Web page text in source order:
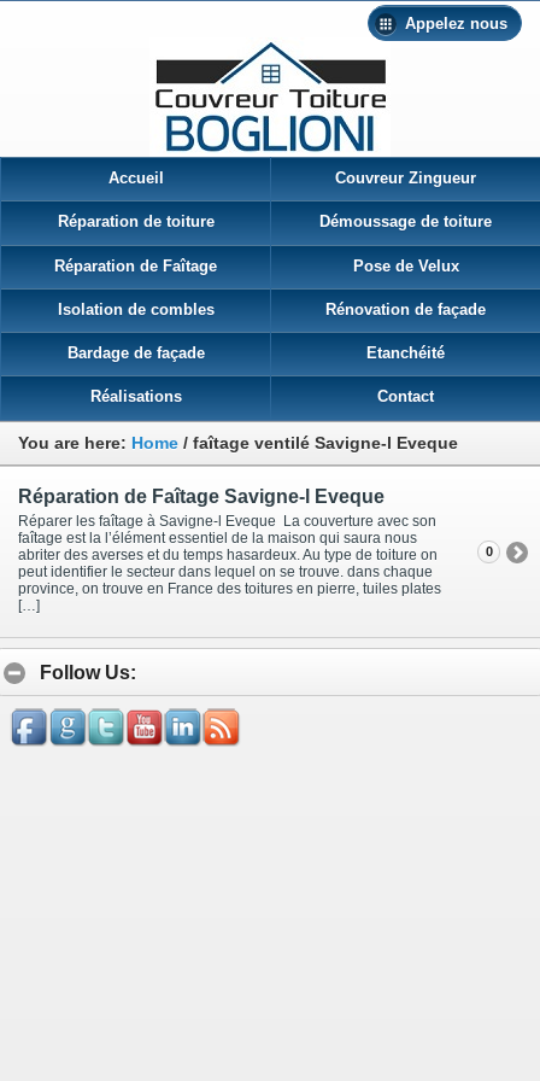
Appelez nous
Accueil Couvreur Zingueur
Réparation de toiture Démoussage de toiture
Réparation de Faîtage Pose de Velux
Isolation de combles Rénovation de façade
Bardage de façade Etanchéité
Réalisations Contact
You are here: Home / faîtage ventilé Savigne-l Eveque
Réparation de Faîtage Savigne-l Eveque
Réparer les faîtage à Savigne-l Eveque La couverture avec son
faîtage est la l’élément essentiel de la maison qui saura nous
abriter des averses et du temps hasardeux. Au type de toiture on
peut identifier le secteur dans lequel on se trouve. dans chaque
province, on trouve en France des toitures en pierre, tuiles plates
[…]
0
Follow Us: